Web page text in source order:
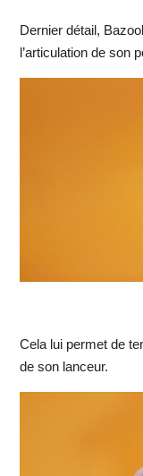
Dernier détail,
l’articulation de son
Cela lui permet de
de son lanceur.